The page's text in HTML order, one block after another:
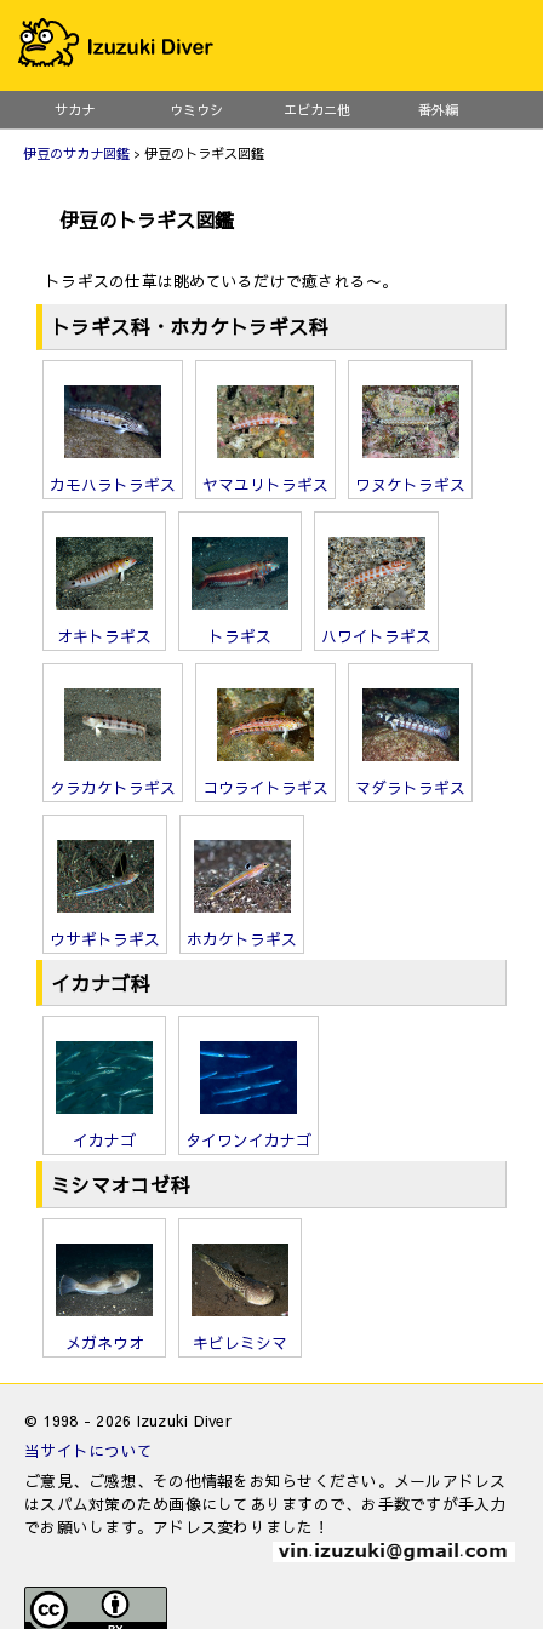
サカナ ウミウシ エビカニ他 番外編
伊豆のサカナ図鑑 > 伊豆のトラギス図鑑
伊豆のトラギス図鑑
トラギスの仕草は眺めているだけで癒される〜。
トラギス科・ホカケトラギス科
カモハラトラギス ヤマユリトラギス ワヌケトラギス
オキトラギス トラギス ハワイトラギス
クラカケトラギス コウライトラギス マダラトラギス
ウサギトラギス ホカケトラギス
イカナゴ科
イカナゴ タイワンイカナゴ
ミシマオコゼ科
メガネウオ キビレミシマ
© 1998 - 2026 Izuzuki Diver
当サイトについて
ご意見、ご感想、その他情報をお知らせください。メールアドレス
はスパム対策のため画像にしてありますので、お手数ですが手入力
でお願いします。アドレス変わりました！